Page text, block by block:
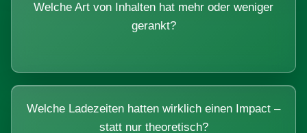
Welche Art von Inhalten hat mehr oder weniger
gerankt?
Welche Ladezeiten hatten wirklich einen Impact –
statt nur theoretisch?